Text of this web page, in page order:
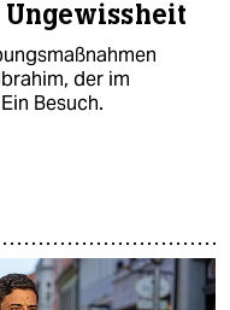
Ungewissheit
der im
Besuch.